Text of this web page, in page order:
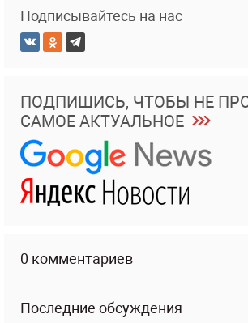
Подписывайтесь на нас
ПОДПИШИСЬ, ЧТОБЫ НЕ
САМОЕ АКТУАЛЬНОЕ
0 комментариев
Последние обсуждения